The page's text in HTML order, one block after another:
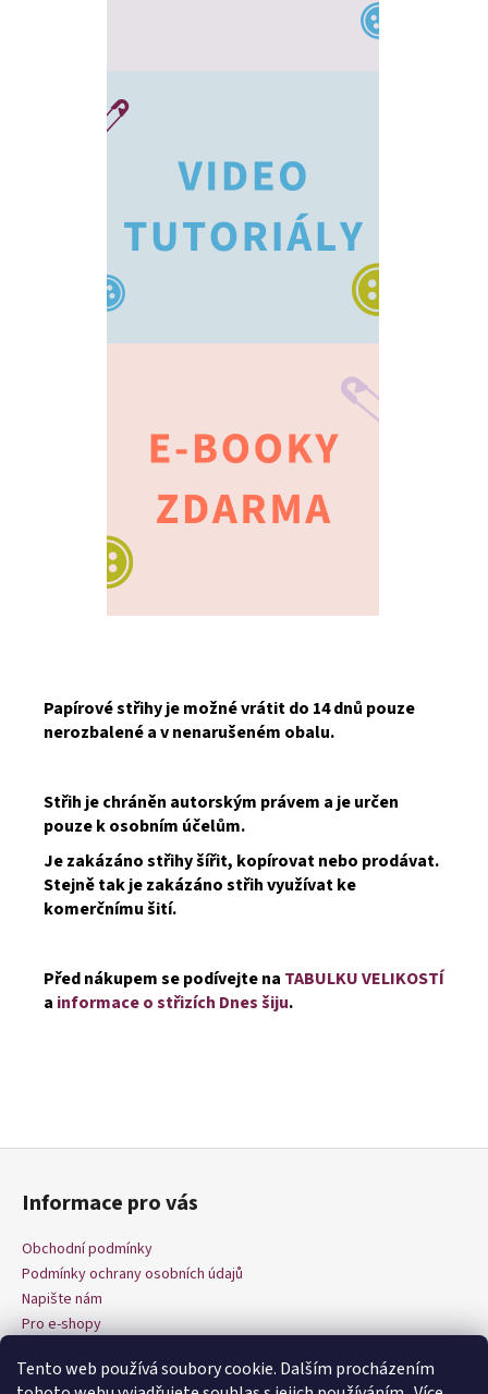
Tento web používá soubory cookie. Dalším procházením
Papírové střihy je možné vrátit do 14 dnů pouze
nerozbalené a v nenarušeném obalu.
Střih je chráněn autorským právem a je určen
pouze k osobním účelům.
Je zakázáno střihy šířit, kopírovat nebo prodávat.
Stejně tak je zakázáno střih využívat ke
komerčnímu šití.
Před nákupem se podívejte na TABULKU VELIKOSTÍ
a informace o střizích Dnes šiju.
Z
Informace pro vás
Obchodní podmínky
Podmínky ochrany osobních údajů
Napište nám
Pro e-shopy